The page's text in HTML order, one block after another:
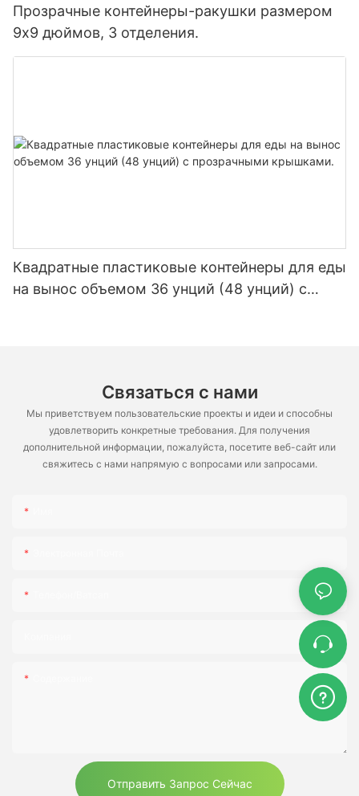
Прозрачные контейнеры-ракушки размером
9х9 дюймов, 3 отделения.
Квадратные пластиковые контейнеры для еды
на вынос объемом 36 унций (48 унций) с
Связаться с нами
Мы приветствуем пользовательские проекты и идеи и способны
удовлетворить конкретные требования. Для получения
дополнительной информации, пожалуйста, посетите веб-сайт или
свяжитесь с нами напрямую с вопросами или запросами.
Отправить Запрос Сейчас